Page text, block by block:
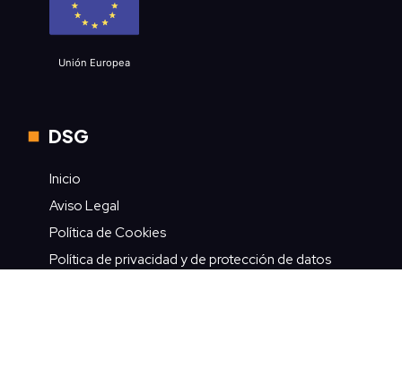
Unión Europea
DSG
Inicio
Aviso Legal
Política de Cookies
Política de privacidad y de protección de datos